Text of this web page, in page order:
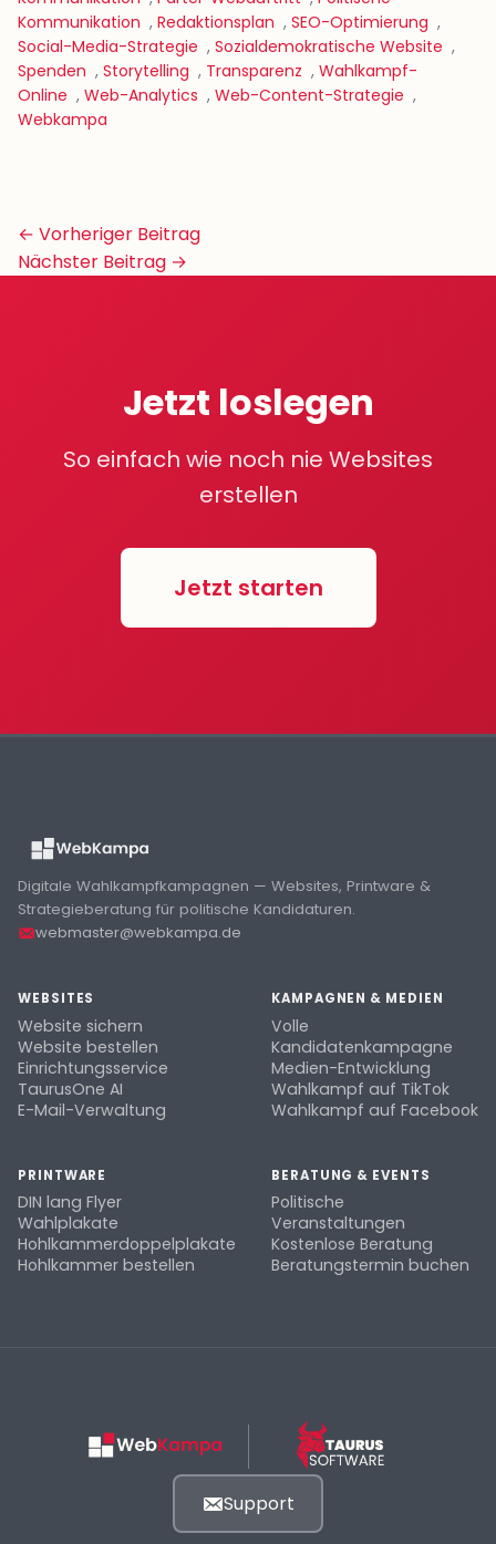
Kommunikation , Redaktionsplan , SEO-Optimierung ,
Social-Media-Strategie , Sozialdemokratische Website ,
Spenden , Storytelling , Transparenz , Wahlkampf-
Online , Web-Analytics , Web-Content-Strategie ,
Webkampa
Beitrags-
Navigation
← Vorheriger Beitrag
Nächster Beitrag →
Jetzt loslegen
So einfach wie noch nie Websites
erstellen
Jetzt starten
Digitale Wahlkampfkampagnen — Websites, Printware &
Strategieberatung für politische Kandidaturen.
webmaster@webkampa.de
WEBSITES
Website sichern
Website bestellen
Einrichtungsservice
TaurusOne AI
E-Mail-Verwaltung
KAMPAGNEN & MEDIEN
Volle
Kandidatenkampagne
Medien-Entwicklung
Wahlkampf auf TikTok
Wahlkampf auf Facebook
PRINTWARE
DIN lang Flyer
Wahlplakate
Hohlkammerdoppelplakate
Hohlkammer bestellen
BERATUNG & EVENTS
Politische
Veranstaltungen
Kostenlose Beratung
Beratungstermin buchen
Support